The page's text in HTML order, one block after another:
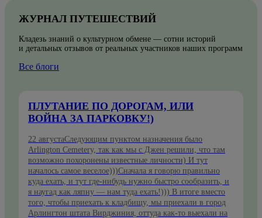
ЖУРНАЛ ПУТЕШЕСТВИЙ
Кладезь знаний о культурном обмене — сотни историй
и детальных отзывов от реальных участников наших программ
Все блоги
ПЛУТАНИЕ ПО ДОРОГАМ, ИЛИ
ВОЙНА ЗА ПАРКОВКУ!)
22 августаСледующим пунктом назначения было
Arlington Cemetery, так как мы с Джен решили, что там
возможно похоронены известные личности) И тут
началось самое веселое)))Сначала я говорю правильно
куда ехать, и тут где-нибудь нужно быстро сообразить, и
я наугад как ляпну — нам туда ехать!))) В итоге вместо
того, чтобы приехать к кладбищу, мы приехали в город
Арлингтон штата Вирджиния, оттуда как-то выехали на